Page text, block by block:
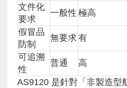
文件化
要求
一般性 極高
假冒品
防制
無要求有
可追溯
性
普通 高
AS9120 是針對「非製造型